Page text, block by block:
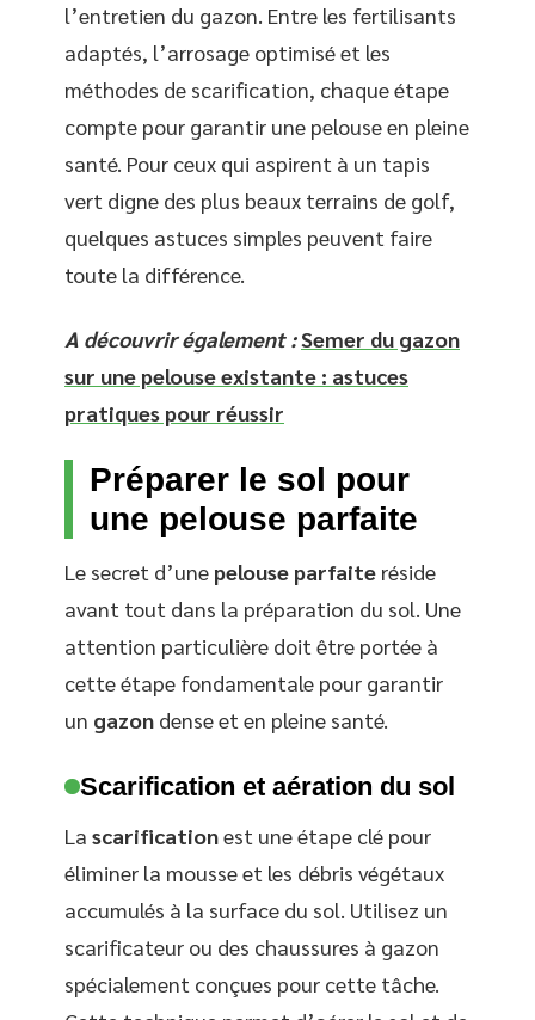
l’entretien du gazon. Entre les fertilisants
adaptés, l’arrosage optimisé et les
méthodes de scarification, chaque étape
compte pour garantir une pelouse en pleine
santé. Pour ceux qui aspirent à un tapis
vert digne des plus beaux terrains de golf,
quelques astuces simples peuvent faire
toute la différence.
A découvrir également : Semer du gazon
sur une pelouse existante : astuces
pratiques pour réussir
Préparer le sol pour
une pelouse parfaite
Le secret d’une pelouse parfaite réside
avant tout dans la préparation du sol. Une
attention particulière doit être portée à
cette étape fondamentale pour garantir
un gazon dense et en pleine santé.
Scarification et aération du sol
La scarificationest une étape clé pour
éliminer la mousse et les débris végétaux
accumulés à la surface du sol. Utilisez un
scarificateur ou des chaussures à gazon
spécialement conçues pour cette tâche.